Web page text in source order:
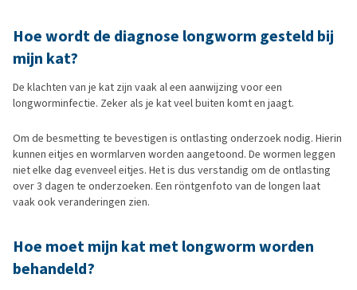
Hoe wordt de diagnose longworm gesteld bij
mijn kat?
De klachten van je kat zijn vaak al een aanwijzing voor een
longworminfectie. Zeker als je kat veel buiten komt en jaagt.
Om de besmetting te bevestigen is ontlasting onderzoek nodig. Hierin
kunnen eitjes en wormlarven worden aangetoond. De wormen leggen
niet elke dag evenveel eitjes. Het is dus verstandig om de ontlasting
over 3 dagen te onderzoeken. Een röntgenfoto van de longen laat
vaak ook veranderingen zien.
Hoe moet mijn kat met longworm worden
behandeld?